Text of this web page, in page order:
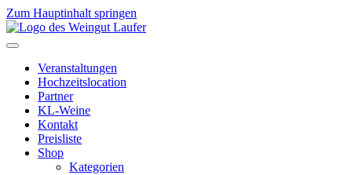
Zum Hauptinhalt springen
Veranstaltungen
Hochzeitslocation
Partner
KL-Weine
Kontakt
Preisliste
Shop
Kategorien